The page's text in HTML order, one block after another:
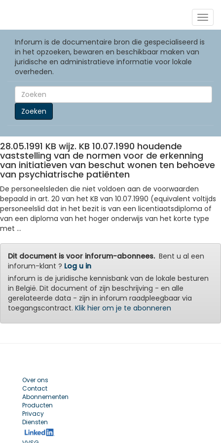
Inforum is de documentaire bron die gespecialiseerd is
in het opzoeken, bewaren en beschikbaar maken van
juridische en administratieve informatie voor lokale
overheden.
Zoeken
28.05.1991 KB wijz. KB 10.07.1990 houdende
vaststelling van de normen voor de erkenning
van initiatieven van beschut wonen ten behoeve
van psychiatrische patiënten
De personeelsleden die niet voldoen aan de voorwaarden
bepaald in art. 20 van het KB van 10.07.1990 (equivalent voltijds
personeelslid dat in het bezit is van een licentiaatsdiploma of
van een diploma van het hoger onderwijs van het korte type
met ...
Dit document is voor inforum-abonnees.Bent u al een
inforum-klant ? Log u in
inforum is de juridische kennisbank van de lokale besturen
in België. Dit document of zijn beschrijving - en alle
gerelateerde data - zijn in inforum raadpleegbaar via
toegangscontract. Klik hier om je te abonneren
Over ons
Contact
Abonnementen
Producten
Privacy
Diensten